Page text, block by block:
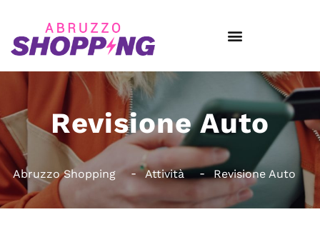
Revisione Auto
Abruzzo Shopping Attività Revisione Auto